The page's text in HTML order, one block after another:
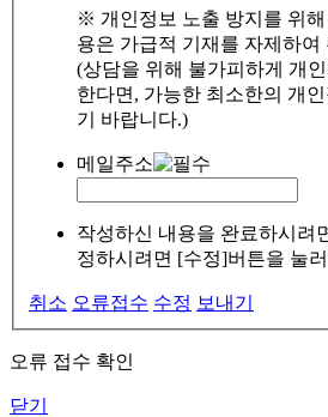
※ 개인정보 노출 방지를 위
용은 가급적 기재를 자제하여
(상담을 위해 불가피하게 개
한다면, 가능한 최소한의 개
기 바랍니다.)
메일주소
작성하신 내용을 완료하시려
정하시려면 [수정]버튼을 눌
취소 오류접수 수정 보내기
오류 접수 확인
닫기